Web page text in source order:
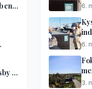
en
…
6.
6.
3.